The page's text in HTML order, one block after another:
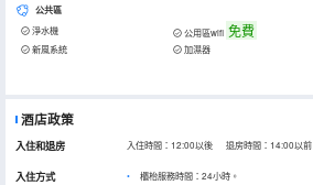
公共區
淨水機 公用區wifi 免費
新風系統
加濕器
酒店政策
入住和退房 入住時間：12:00以後 退房時間：14:00以前
入住方式 櫃枱服務時間：24小時。